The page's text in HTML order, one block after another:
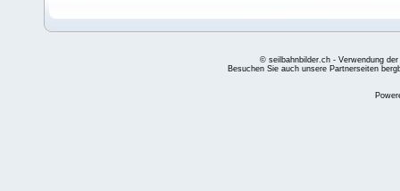
© seilbahnbilder.ch - Verwendung
Besuchen Sie auch unsere Partnerseiten